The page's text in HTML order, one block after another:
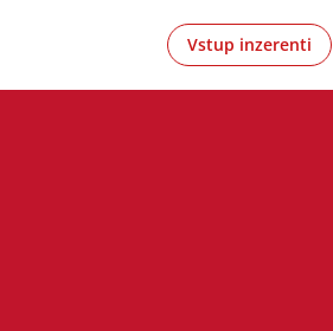
Vstup inzerenti